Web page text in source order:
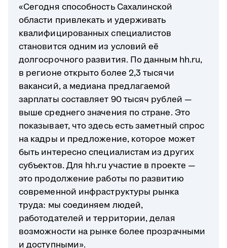
«Сегодня способность Сахалинской
области привлекать и удерживать
квалифицированных специалистов
становится одним из условий её
долгосрочного развития. По данным hh.ru,
в регионе открыто более 2,3 тысячи
вакансий, а медиана предлагаемой
зарплаты составляет 90 тысяч рублей —
выше среднего значения по стране. Это
показывает, что здесь есть заметный спрос
на кадры и предложение, которое может
быть интересно специалистам из других
субъектов. Для hh.ru участие в проекте —
это продолжение работы по развитию
современной инфраструктуры рынка
труда: мы соединяем людей,
работодателей и территории, делая
возможности на рынке более прозрачными
и доступными».